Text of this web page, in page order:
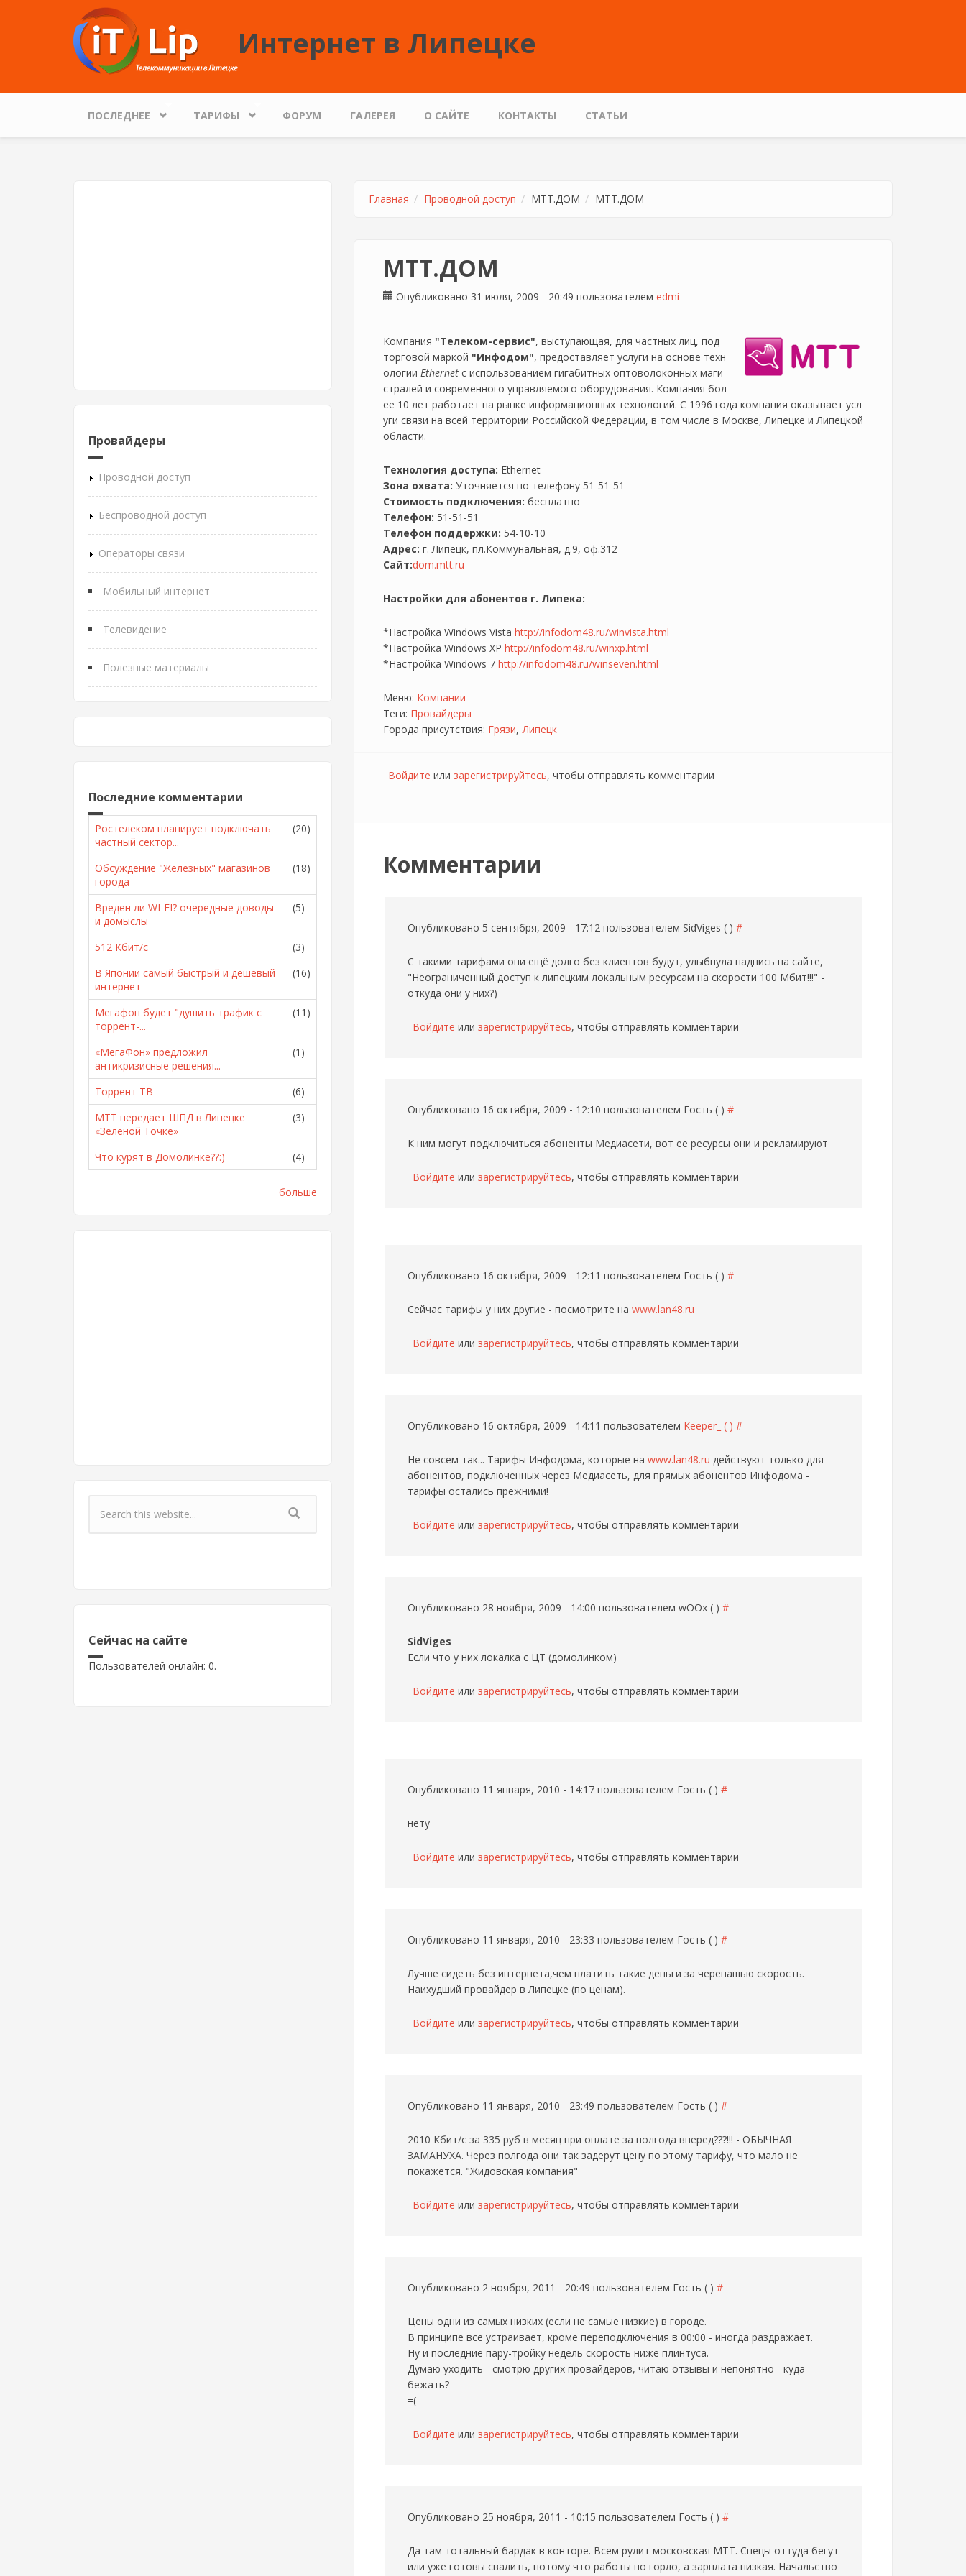
Перейти к основному содержанию
Интернет в Липецке
ПОСЛЕДНЕЕ ТАРИФЫ ФОРУМ ГАЛЕРЕЯ О САЙТЕ КОНТАКТЫ СТАТЬИ
Провайдеры
Проводной доступ
Беспроводной доступ
Операторы связи
Мобильный интернет
Телевидение
Полезные материалы
Последние комментарии
Ростелеком планирует подключать
частный сектор...
(20)
Обсуждение "Железных" магазинов
города
(18)
Вреден ли WI-FI? очередные доводы
и домыслы
(5)
512 Кбит/с
(3)
В Японии самый быстрый и дешевый
интернет
(16)
Мегафон будет "душить трафик с
торрент-...
(11)
«МегаФон» предложил
антикризисные решения...
(1)
Торрент ТВ
(6)
МТТ передает ШПД в Липецке
«Зеленой Точке»
(3)
Что курят в Домолинке??:) (4)
больше
Форма поиска
Сейчас на сайте
Пользователей онлайн: 0.
Главная Проводной доступ МТТ.ДОМ МТТ.ДОМ
МТТ.ДОМ
Опубликовано 31 июля, 2009 - 20:49 пользователем edmi
Компания "Телеком-сервис", выступающая, для частных лиц, под
торговой маркой "Инфодом", предоставляет услуги на основе техн
ологии Ethernet с использованием гигабитных оптоволоконных маги
стралей и современного управляемого оборудования. Компания бол
ее 10 лет работает на рынке информационных технологий. С 1996 года компания оказывает усл
уги связи на всей территории Российской Федерации, в том числе в Москве, Липецке и Липецкой
области.
Технология доступа: Ethernet
Зона охвата: Уточняется по телефону 51-51-51
Стоимость подключения: бесплатно
Телефон: 51-51-51
Телефон поддержки: 54-10-10
Адрес: г. Липецк, пл.Коммунальная, д.9, оф.312
Сайт:dom.mtt.ru
Настройки для абонентов г. Липека:
*Настройка Windows Vista http://infodom48.ru/winvista.html
*Настройка Windows XP http://infodom48.ru/winxp.html
*Настройка Windows 7 http://infodom48.ru/winseven.html
Меню: Компании
Теги: Провайдеры
Города присутствия: Грязи Липецк
Войдите или зарегистрируйтесь, чтобы отправлять комментарии
Комментарии
Опубликовано 5 сентября, 2009 - 17:12 пользователем SidViges ( ) #
С такими тарифами они ещё долго без клиентов будут, улыбнула надпись на сайте,
"Неограниченный доступ к липецким локальным ресурсам на скорости 100 Мбит!!!" -
откуда они у них?)
Войдите или зарегистрируйтесь, чтобы отправлять комментарии
Опубликовано 16 октября, 2009 - 12:10 пользователем Гость ( ) #
К ним могут подключиться абоненты Медиасети, вот ее ресурсы они и рекламируют
Войдите или зарегистрируйтесь, чтобы отправлять комментарии
Опубликовано 16 октября, 2009 - 12:11 пользователем Гость ( ) #
Сейчас тарифы у них другие - посмотрите на www.lan48.ru
Войдите или зарегистрируйтесь, чтобы отправлять комментарии
Опубликовано 16 октября, 2009 - 14:11 пользователем Keeper_ ( ) #
Не совсем так... Тарифы Инфодома, которые на www.lan48.ru действуют только для
абонентов, подключенных через Медиасеть, для прямых абонентов Инфодома -
тарифы остались прежними!
Войдите или зарегистрируйтесь, чтобы отправлять комментарии
Опубликовано 28 ноября, 2009 - 14:00 пользователем wOOx ( ) #
SidViges
Если что у них локалка с ЦТ (домолинком)
Войдите или зарегистрируйтесь, чтобы отправлять комментарии
Опубликовано 11 января, 2010 - 14:17 пользователем Гость ( ) #
нету
Войдите или зарегистрируйтесь, чтобы отправлять комментарии
Опубликовано 11 января, 2010 - 23:33 пользователем Гость ( ) #
Лучше сидеть без интернета,чем платить такие деньги за черепашью скорость.
Наихудший провайдер в Липецке (по ценам).
Войдите или зарегистрируйтесь, чтобы отправлять комментарии
Опубликовано 11 января, 2010 - 23:49 пользователем Гость ( ) #
2010 Кбит/с за 335 руб в месяц при оплате за полгода вперед???!!! - ОБЫЧНАЯ
ЗАМАНУХА. Через полгода они так задерут цену по этому тарифу, что мало не
покажется. "Жидовская компания"
Войдите или зарегистрируйтесь, чтобы отправлять комментарии
Опубликовано 2 ноября, 2011 - 20:49 пользователем Гость ( ) #
Цены одни из самых низких (если не самые низкие) в городе.
В принципе все устраивает, кроме переподключения в 00:00 - иногда раздражает.
Ну и последние пару-тройку недель скорость ниже плинтуса.
Думаю уходить - смотрю других провайдеров, читаю отзывы и непонятно - куда
бежать?
=(
Войдите или зарегистрируйтесь, чтобы отправлять комментарии
Опубликовано 25 ноября, 2011 - 10:15 пользователем Гость ( ) #
Да там тотальный бардак в конторе. Всем рулит московская МТТ. Спецы оттуда бегут
или уже готовы свалить, потому что работы по горло, а зарплата низкая. Начальство